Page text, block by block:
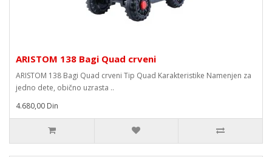
ARISTOM 138 Bagi Quad crveni
ARISTOM 138 Bagi Quad crveni Tip Quad Karakteristike Namenjen za
jedno dete, obično uzrasta ..
4.680,00 Din